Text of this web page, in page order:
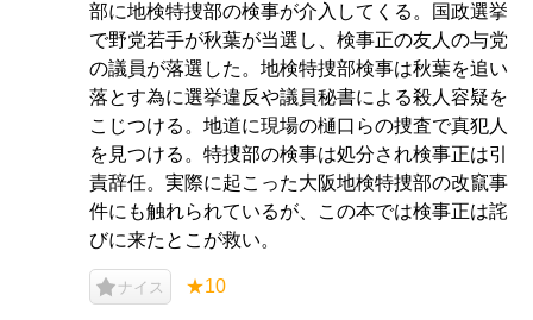
部に地検特捜部の検事が介入してくる。国政選挙
で野党若手が秋葉が当選し、検事正の友人の与党
の議員が落選した。地検特捜部検事は秋葉を追い
落とす為に選挙違反や議員秘書による殺人容疑を
こじつける。地道に現場の樋口らの捜査で真犯人
を見つける。特捜部の検事は処分され検事正は引
責辞任。実際に起こった大阪地検特捜部の改竄事
件にも触れられているが、この本では検事正は詫
びに来たとこが救い。
ナイス ★10